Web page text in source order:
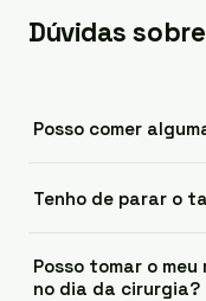
Dúvidas
Posso comer
Tenho de parar o
Posso tomar o
no dia da cirurgia?